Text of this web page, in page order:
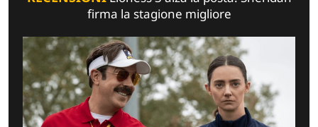
firma la stagione migliore